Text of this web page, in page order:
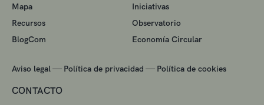
Mapa
Iniciativas
Recursos
Observatorio
BlogCom
Economía Circular
Aviso legal — Política de privacidad — Política de cookies
CONTACTO